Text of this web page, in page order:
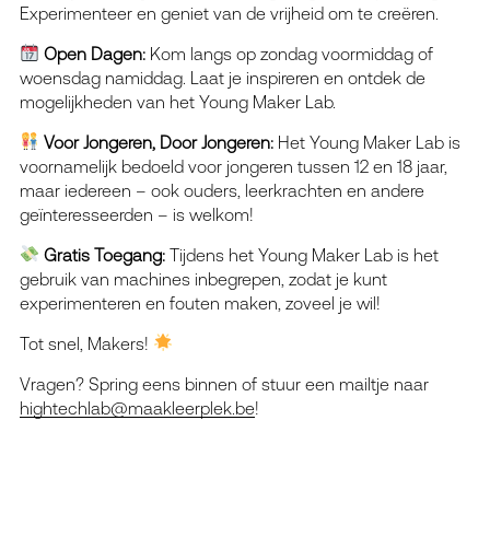
Experimenteer en geniet van de vrijheid om te creëren.
Open Dagen: Kom langs op zondag voormiddag of
woensdag namiddag. Laat je inspireren en ontdek de
mogelijkheden van het Young Maker Lab.
Voor Jongeren, Door Jongeren: Het Young Maker Lab is
voornamelijk bedoeld voor jongeren tussen 12 en 18 jaar,
maar iedereen – ook ouders, leerkrachten en andere
geïnteresseerden – is welkom!
Gratis Toegang: Tijdens het Young Maker Lab is het
gebruik van machines inbegrepen, zodat je kunt
experimenteren en fouten maken, zoveel je wil!
Tot snel, Makers!
Vragen? Spring eens binnen of stuur een mailtje naar
hightechlab@maakleerplek.be!